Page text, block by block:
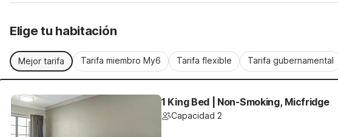
Elige tu habitación
Mejor tarifa Tarifa miembro My6 Tarifa flexible Tarifa gubernamental
1 King Bed | Non-Smoking, Micfridge
Capacidad 2